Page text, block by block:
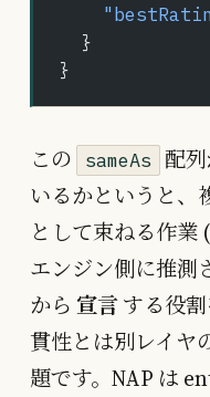
  }
}
この sameAs 配
いるかというと、
として束ねる作
エンジン側に推測
から 宣言する役
貫性とは別レイヤ
題です。NAP は